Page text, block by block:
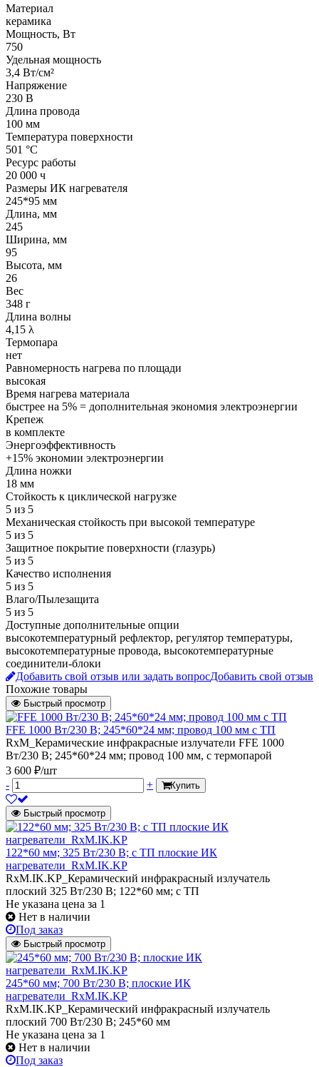
Материал
керамика
Мощность, Вт
750
Удельная мощность
3,4 Вт/см²
Напряжение
230 В
Длина провода
100 мм
Температура поверхности
501 °С
Ресурс работы
20 000 ч
Размеры ИК нагревателя
245*95 мм
Длина, мм
245
Ширина, мм
95
Высота, мм
26
Вес
348 г
Длина волны
4,15 λ
Термопара
нет
Равномерность нагрева по площади
высокая
Время нагрева материала
быстрее на 5% = дополнительная экономия электроэнергии
Крепеж
в комплекте
Энергоэффективность
+15% экономии электроэнергии
Длина ножки
18 мм
Стойкость к циклической нагрузке
5 из 5
Механическая стойкость при высокой температуре
5 из 5
Защитное покрытие поверхности (глазурь)
5 из 5
Качество исполнения
5 из 5
Влаго/Пылезащита
5 из 5
Доступные дополнительные опции
высокотемпературный рефлектор, регулятор температуры,
высокотемпературные провода, высокотемпературные
соединители-блоки
Добавить свой отзыв или задать вопросДобавить свой отзыв
Похожие товары
Быстрый просмотр
FFE 1000 Вт/230 В; 245*60*24 мм; провод 100 мм с ТП
RxM_Керамические инфракрасные излучатели FFE 1000
Вт/230 В; 245*60*24 мм; провод 100 мм, с термопарой
3 600 ₽/шт
-
+ Купить
Быстрый просмотр
122*60 мм; 325 Вт/230 В; с ТП плоские ИК
нагреватели_RxM.IK.KP
RxM.IK.KP_Керамический инфракрасный излучатель
плоский 325 Вт/230 В; 122*60 мм; с ТП
Не указана цена за 1
Нет в наличии
Под заказ
Быстрый просмотр
245*60 мм; 700 Вт/230 В; плоские ИК
нагреватели_RxM.IK.KP
RxM.IK.KP_Керамический инфракрасный излучатель
плоский 700 Вт/230 В; 245*60 мм
Не указана цена за 1
Нет в наличии
Под заказ